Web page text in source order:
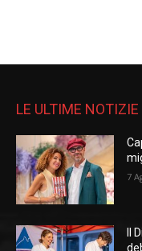
LE ULTIME NOTIZIE
7
Il